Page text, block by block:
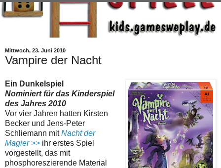
Mittwoch, 23. Juni 2010
Vampire der Nacht
Ein Dunkelspiel
Nominiert für das Kinderspiel
des Jahres 2010
Vor vier Jahren hatten Kirsten
Becker und Jens-Peter
Schliemann mitNacht der
Magier>> ihr erstes Spiel
vorgestellt, das mit
phosphoreszierende Material